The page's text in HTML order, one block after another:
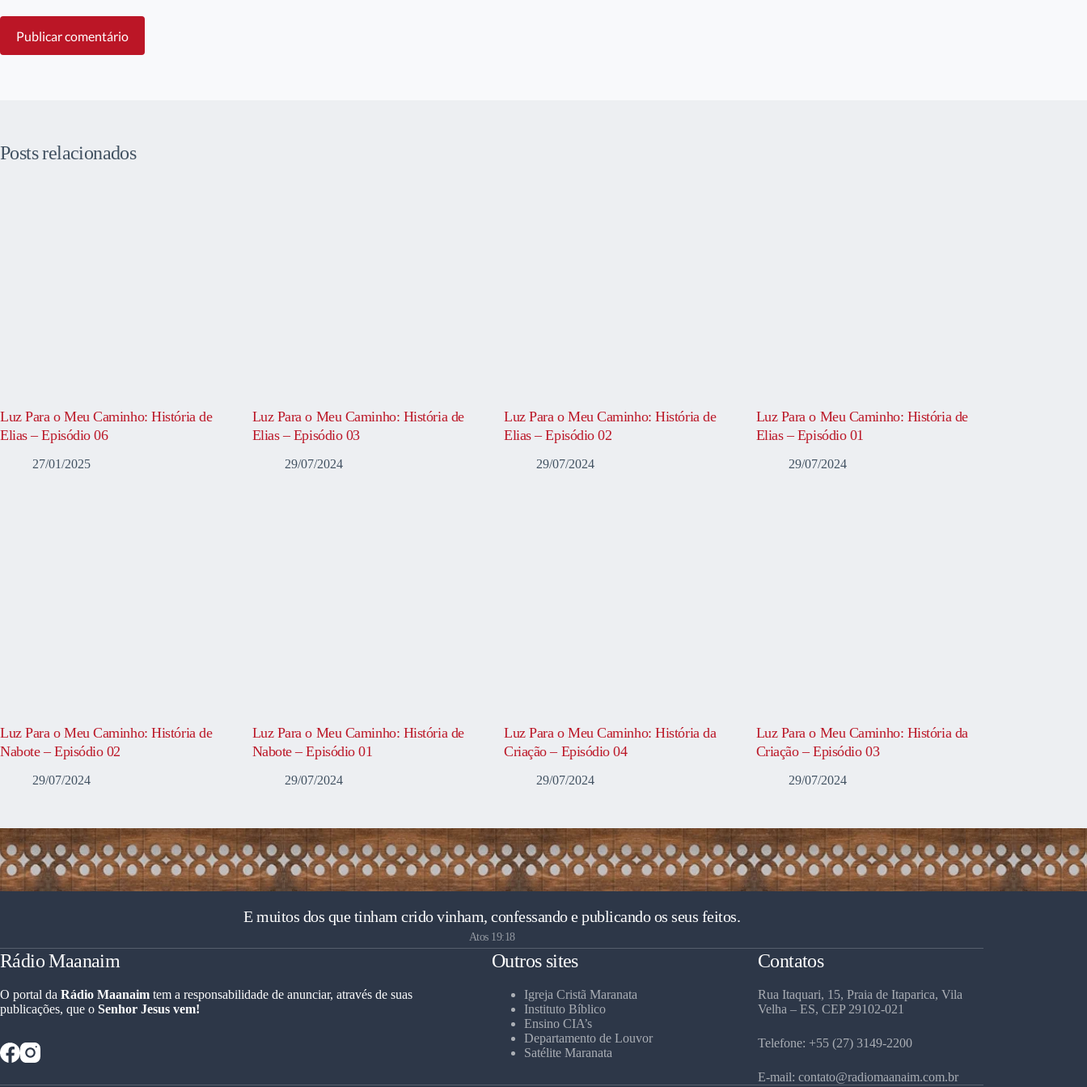
Publicar comentário
Posts relacionados
Luz Para o Meu Caminho: História de
Elias – Episódio 06
27/01/2025
Luz Para o Meu Caminho: História de
Elias – Episódio 03
29/07/2024
Luz Para o Meu Caminho: História de
Elias – Episódio 02
29/07/2024
Luz Para o Meu Caminho: História de
Elias – Episódio 01
29/07/2024
Luz Para o Meu Caminho: História de
Nabote – Episódio 02
29/07/2024
Luz Para o Meu Caminho: História de
Nabote – Episódio 01
29/07/2024
Luz Para o Meu Caminho: História da
Criação – Episódio 04
29/07/2024
Luz Para o Meu Caminho: História da
Criação – Episódio 03
29/07/2024
E muitos dos que tinham crido vinham, confessando e publicando os seus feitos.
Atos 19:18
Rádio Maanaim
O portal da Rádio Maanaim tem a responsabilidade de anunciar, através de suas
publicações, que o Senhor Jesus vem!
Outros sites
Igreja Cristã Maranata
Instituto Bíblico
Ensino CIA’s
Departamento de Louvor
Satélite Maranata
Contatos
Rua Itaquari, 15, Praia de Itaparica, Vila
Velha – ES, CEP 29102-021
Telefone: +55 (27) 3149-2200
E-mail: contato@radiomaanaim.com.br